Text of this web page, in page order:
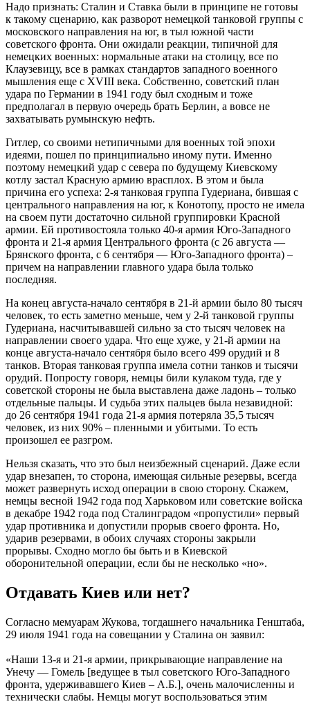
Надо признать: Сталин и Ставка были в принципе не готовы
к такому сценарию, как разворот немецкой танковой группы с
московского направления на юг, в тыл южной части
советского фронта. Они ожидали реакции, типичной для
немецких военных: нормальные атаки на столицу, все по
Клаузевицу, все в рамках стандартов западного военного
мышления еще с XVIII века. Собственно, советский план
удара по Германии в 1941 году был сходным и тоже
предполагал в первую очередь брать Берлин, а вовсе не
захватывать румынскую нефть.
Гитлер, со своими нетипичными для военных той эпохи
идеями, пошел по принципиально иному пути. Именно
поэтому немецкий удар с севера по будущему Киевскому
котлу застал Красную армию врасплох. В этом и была
причина его успеха: 2-я танковая группа Гудериана, бившая с
центрального направления на юг, к Конотопу, просто не имела
на своем пути достаточно сильной группировки Красной
армии. Ей противостояла только 40-я армия Юго-Западного
фронта и 21-я армия Центрального фронта (с 26 августа —
Брянского фронта, с 6 сентября — Юго-Западного фронта) –
причем на направлении главного удара была только
последняя.
На конец августа-начало сентября в 21-й армии было 80 тысяч
человек, то есть заметно меньше, чем у 2-й танковой группы
Гудериана, насчитывавшей сильно за сто тысяч человек на
направлении своего удара. Что еще хуже, у 21-й армии на
конце августа-начало сентября было всего 499 орудий и 8
танков. Вторая танковая группа имела сотни танков и тысячи
орудий. Попросту говоря, немцы били кулаком туда, где у
советской стороны не была выставлена даже ладонь – только
отдельные пальцы. И судьба этих пальцев была незавидной:
до 26 сентября 1941 года 21-я армия потеряла 35,5 тысяч
человек, из них 90% – пленными и убитыми. То есть
произошел ее разгром.
Нельзя сказать, что это был неизбежный сценарий. Даже если
удар внезапен, то сторона, имеющая сильные резервы, всегда
может развернуть исход операции в свою сторону. Скажем,
немцы весной 1942 года под Харьковом или советские войска
в декабре 1942 года под Сталинградом «пропустили» первый
удар противника и допустили прорыв своего фронта. Но,
ударив резервами, в обоих случаях стороны закрыли
прорывы. Сходно могло бы быть и в Киевской
оборонительной операции, если бы не несколько «но».
Отдавать Киев или нет?
Согласно мемуарам Жукова, тогдашнего начальника Генштаба,
29 июля 1941 года на совещании у Сталина он заявил:
«Наши 13-я и 21-я армии, прикрывающие направление на
Унечу — Гомель [ведущее в тыл советского Юго-Западного
фронта, удерживавшего Киев – А.Б.], очень малочисленны и
технически слабы. Немцы могут воспользоваться этим